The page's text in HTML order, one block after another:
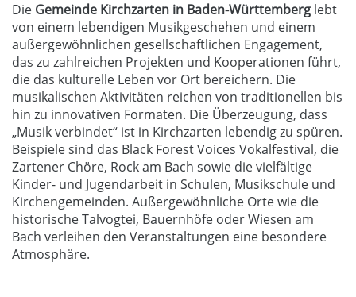
Die Gemeinde Kirchzarten in Baden-Württemberg lebt
von einem lebendigen Musikgeschehen und einem
außergewöhnlichen gesellschaftlichen Engagement,
das zu zahlreichen Projekten und Kooperationen führt,
die das kulturelle Leben vor Ort bereichern. Die
musikalischen Aktivitäten reichen von traditionellen bis
hin zu innovativen Formaten. Die Überzeugung, dass
„Musik verbindet“ ist in Kirchzarten lebendig zu spüren.
Beispiele sind das Black Forest Voices Vokalfestival, die
Zartener Chöre, Rock am Bach sowie die vielfältige
Kinder- und Jugendarbeit in Schulen, Musikschule und
Kirchengemeinden. Außergewöhnliche Orte wie die
historische Talvogtei, Bauernhöfe oder Wiesen am
Bach verleihen den Veranstaltungen eine besondere
Atmosphäre.